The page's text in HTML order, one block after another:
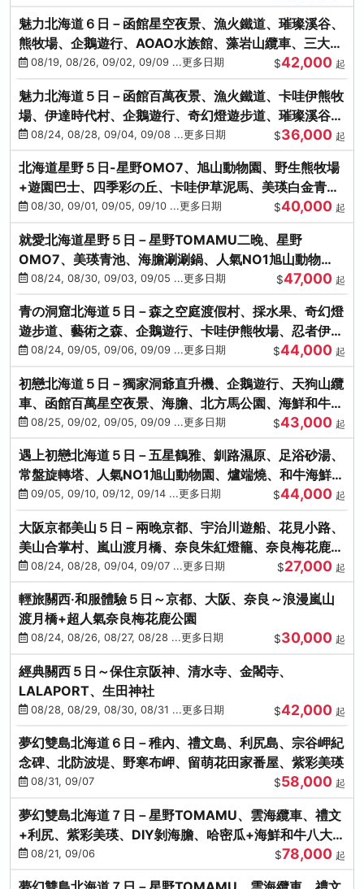
魅力北海道６日－函館星空夜景、漁火鐵道、璀璨溪谷、
熊牧場、企鵝遊行、AOAO水族館、藻岩山纜車、三大螃
蟹吃到飽
08/19, 08/26, 09/02, 09/09 ...更多日期 $42,000 起
魅力北海道５日－函館百萬夜景、漁火鐵道、卡哇伊熊牧
場、伊達時代村、企鵝遊行、奇幻燈遊步道、璀璨溪谷、
人氣NO1小丑漢堡
08/24, 08/28, 09/04, 09/08 ...更多日期 $36,000 起
北海道星野５日-星野OMO7、旭山動物園、野生熊牧場
+遊園巴士、四季彩の丘、卡哇伊草泥馬、美瑛白金青
池、螃蟹吃到飽
08/30, 09/01, 09/05, 09/10 ...更多日期 $40,000 起
就愛北海道星野５日－星野TOMAMU二晚、星野
OMO7、美瑛青池、海膽涮涮鍋、人氣NO1旭山動物
園、海鮮和牛螃蟹吃到飽
08/24, 08/30, 09/03, 09/05 ...更多日期 $47,000 起
青の洞窟北海道５日－森之空庭渡假村、採水果、奇幻燈
遊步道、藝術之森、企鵝遊行、卡哇伊熊牧場、忍者伊達
時代村、螃蟹吃到飽
08/24, 09/05, 09/06, 09/09 ...更多日期 $44,000 起
初戀北海道５日－獨家洞爺直升機、企鵝遊行、天狗山纜
車、函館百萬星空夜景、海膽、北方馬公園、海鮮和牛螃
蟹吃到飽
08/25, 09/02, 09/05, 09/09 ...更多日期 $43,000 起
遇上初戀北海道５日－五星鶴雅、釧路濕原、足浴砂湯、
常盤旋轉塔、人氣NO1旭山動物園、爐端燒、和牛海鮮螃
蟹吃到飽
09/05, 09/10, 09/12, 09/14 ...更多日期 $44,000 起
大阪京都美山５日－兩晚京都、宇治川遊船、花見小路、
美山合掌村、嵐山渡月橋、奈良朱紅燈籠、奈良梅花鹿、
流水瀑布電扶梯
08/24, 08/28, 09/04, 09/07 ...更多日期 $27,000 起
輕旅關西‧和服體驗５日～京都、大阪、奈良～浪漫嵐山
渡月橋+超人氣奈良梅花鹿公園
08/24, 08/26, 08/27, 08/28 ...更多日期 $30,000 起
經典關西５日～保住京阪神、清水寺、金閣寺、
LALAPORT、生田神社
08/28, 08/29, 08/30, 08/31 ...更多日期 $42,000 起
夢幻雙島北海道６日－稚內、禮文島、利尻島、宗谷岬紀
念碑、北防波堤、野寒布岬、留萌花田家番屋、紫彩美瑛
08/31, 09/07 $58,000 起
夢幻雙島北海道７日－星野TOMAMU、雲海纜車、禮文
+利尻、紫彩美瑛、DIY剝海膽、哈密瓜+海鮮和牛八大螃
蟹吃到飽
08/21, 09/06 $78,000 起